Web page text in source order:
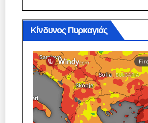
Κίνδυνος Πυρκαγιάς